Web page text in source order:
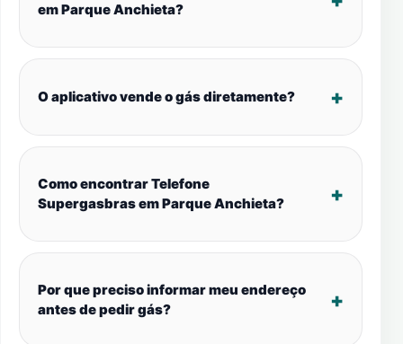
em Parque Anchieta?
O aplicativo vende o gás diretamente?
Como encontrar Telefone
Supergasbras em Parque Anchieta?
Por que preciso informar meu endereço
antes de pedir gás?